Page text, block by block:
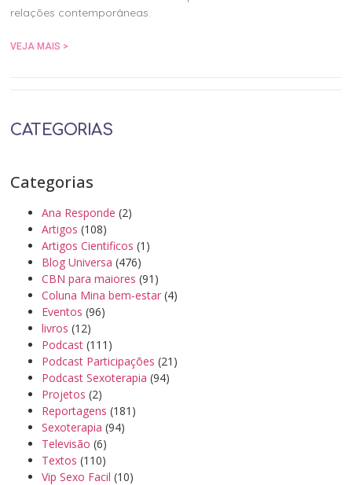
relações contemporâneas.
VEJA MAIS >
CATEGORIAS
Categorias
Ana Responde (2)
Artigos (108)
Artigos Cientificos (1)
Blog Universa (476)
CBN para maiores (91)
Coluna Mina bem-estar (4)
Eventos (96)
livros (12)
Podcast (111)
Podcast Participações (21)
Podcast Sexoterapia (94)
Projetos (2)
Reportagens (181)
Sexoterapia (94)
Televisão (6)
Textos (110)
Vip Sexo Facil (10)